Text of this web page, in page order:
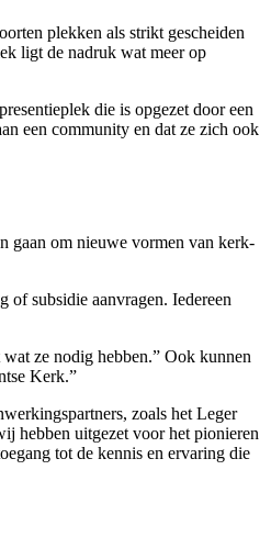
plekken als strikt gescheiden
ligt de nadruk wat meer op
die is opgezet door een
een community en dat ze zich ook
gaan om nieuwe vormen van kerk-
of subsidie aanvragen. Iedereen
ze nodig hebben.” Ook kunnen
Kerk.”
zoals het Leger
hebben uitgezet voor het pionieren
tot de kennis en ervaring die